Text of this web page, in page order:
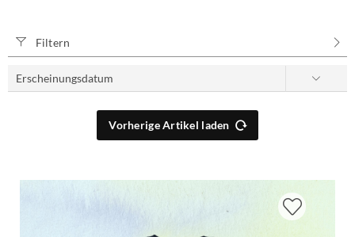
Filtern
Vorherige Artikel laden